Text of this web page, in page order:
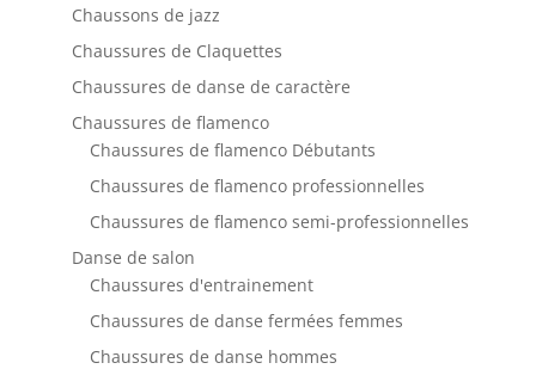
Chaussons de jazz
Chaussures de Claquettes
Chaussures de danse de caractère
Chaussures de flamenco
Chaussures de flamenco Débutants
Chaussures de flamenco professionnelles
Chaussures de flamenco semi-professionnelles
Danse de salon
Chaussures d'entrainement
Chaussures de danse fermées femmes
Chaussures de danse hommes